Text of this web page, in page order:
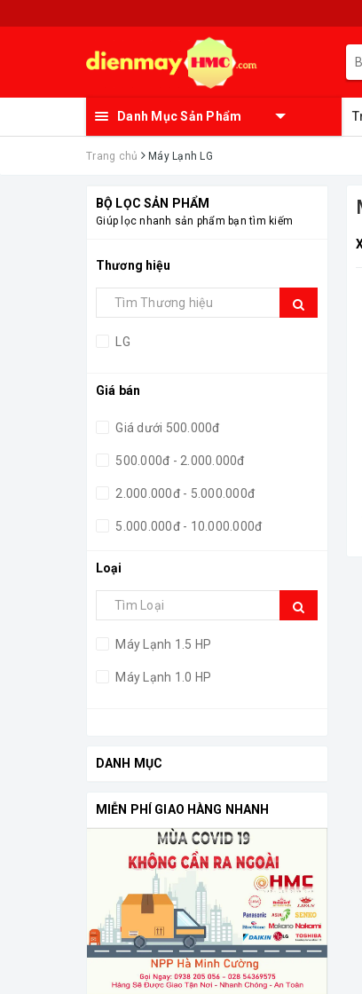
Danh Mục Sản Phẩm
Trang chủ Máy Lạnh LG
BỘ LỌC SẢN PHẨM
Giúp lọc nhanh sản phẩm bạn tìm kiếm
Thương hiệu
LG
Giá bán
Giá dưới 500.000đ
500.000đ - 2.000.000đ
2.000.000đ - 5.000.000đ
5.000.000đ - 10.000.000đ
Loại
Máy Lạnh 1.5 HP
Máy Lạnh 1.0 HP
DANH MỤC
MIỄN PHÍ GIAO HÀNG NHANH